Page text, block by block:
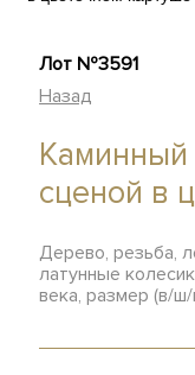
Лот №3591
Назад
Каминный
сценой в
Дерево, резьба,
латунные
века, размер (в/